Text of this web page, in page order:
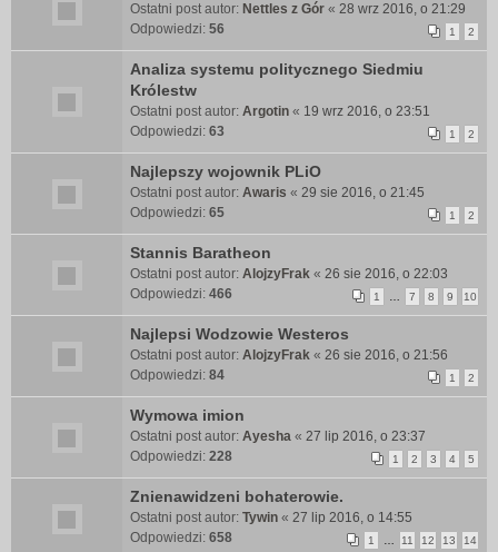
Ostatni post autor: Nettles z Gór « 28 wrz 2016, o 21:29
Odpowiedzi: 56 1 2
Analiza systemu politycznego Siedmiu
Królestw
Ostatni post autor: Argotin « 19 wrz 2016, o 23:51
Odpowiedzi: 63 1 2
Najlepszy wojownik PLiO
Ostatni post autor: Awaris « 29 sie 2016, o 21:45
Odpowiedzi: 65 1 2
Stannis Baratheon
Ostatni post autor: AlojzyFrak « 26 sie 2016, o 22:03
Odpowiedzi: 466 1 7 8 9 10
Najlepsi Wodzowie Westeros
Ostatni post autor: AlojzyFrak « 26 sie 2016, o 21:56
Odpowiedzi: 84 1 2
Wymowa imion
Ostatni post autor: Ayesha « 27 lip 2016, o 23:37
Odpowiedzi: 228 1 2 3 4 5
Znienawidzeni bohaterowie.
Ostatni post autor: Tywin « 27 lip 2016, o 14:55
Odpowiedzi: 658 1 11 12 13 14